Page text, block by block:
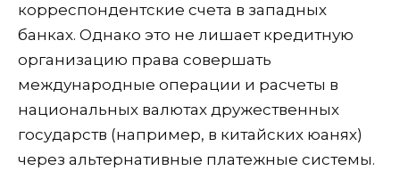
корреспондентские счета в западных
банках. Однако это не лишает кредитную
организацию права совершать
международные операции и расчеты в
национальных валютах дружественных
государств (например, в китайских юанях)
через альтернативные платежные системы.